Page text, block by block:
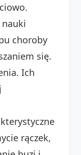
choroby
się.
Ich
rączek,